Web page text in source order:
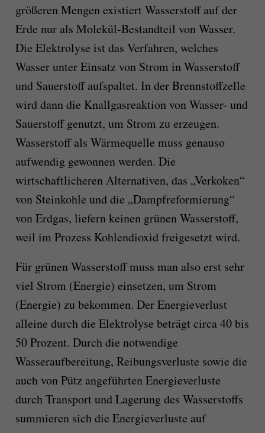
größeren Mengen existiert Wasserstoff auf der
Erde nur als Molekül-Bestandteil von Wasser.
Die Elektrolyse ist das Verfahren, welches
Wasser unter Einsatz von Strom in Wasserstoff
und Sauerstoff aufspaltet. In der Brennstoffzelle
wird dann die Knallgasreaktion von Wasser- und
Sauerstoff genutzt, um Strom zu erzeugen.
Wasserstoff als Wärmequelle muss genauso
aufwendig gewonnen werden. Die
wirtschaftlicheren Alternativen, das „Verkoken“
von Steinkohle und die „Dampfreformierung“
von Erdgas, liefern keinen grünen Wasserstoff,
weil im Prozess Kohlendioxid freigesetzt wird.
Für grünen Wasserstoff muss man also erst sehr
viel Strom (Energie) einsetzen, um Strom
(Energie) zu bekommen. Der Energieverlust
alleine durch die Elektrolyse beträgt circa 40 bis
50 Prozent. Durch die notwendige
Wasseraufbereitung, Reibungsverluste sowie die
auch von Pütz angeführten Energieverluste
durch Transport und Lagerung des Wasserstoffs
summieren sich die Energieverluste auf